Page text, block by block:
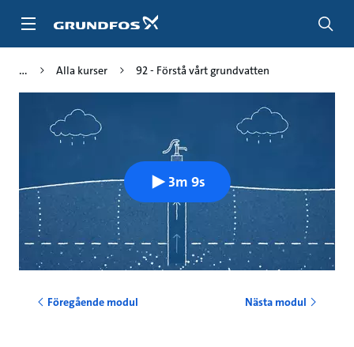
Alla kurser 92 - Förstå vårt grundvatten
3m 9s
Föregående modul Nästa modul